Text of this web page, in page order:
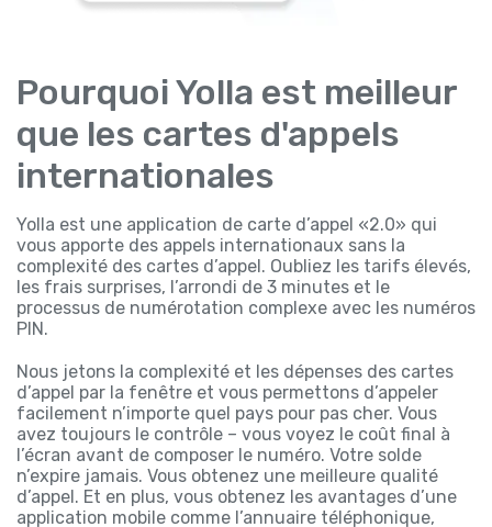
Pourquoi Yolla est meilleur
que les cartes d'appels
internationales
Yolla est une application de carte d’appel «2.0» qui
vous apporte des appels internationaux sans la
complexité des cartes d’appel. Oubliez les tarifs élevés,
les frais surprises, l’arrondi de 3 minutes et le
processus de numérotation complexe avec les numéros
PIN.
Nous jetons la complexité et les dépenses des cartes
d’appel par la fenêtre et vous permettons d’appeler
facilement n’importe quel pays pour pas cher. Vous
avez toujours le contrôle – vous voyez le coût final à
l’écran avant de composer le numéro. Votre solde
n’expire jamais. Vous obtenez une meilleure qualité
d’appel. Et en plus, vous obtenez les avantages d’une
application mobile comme l’annuaire téléphonique,